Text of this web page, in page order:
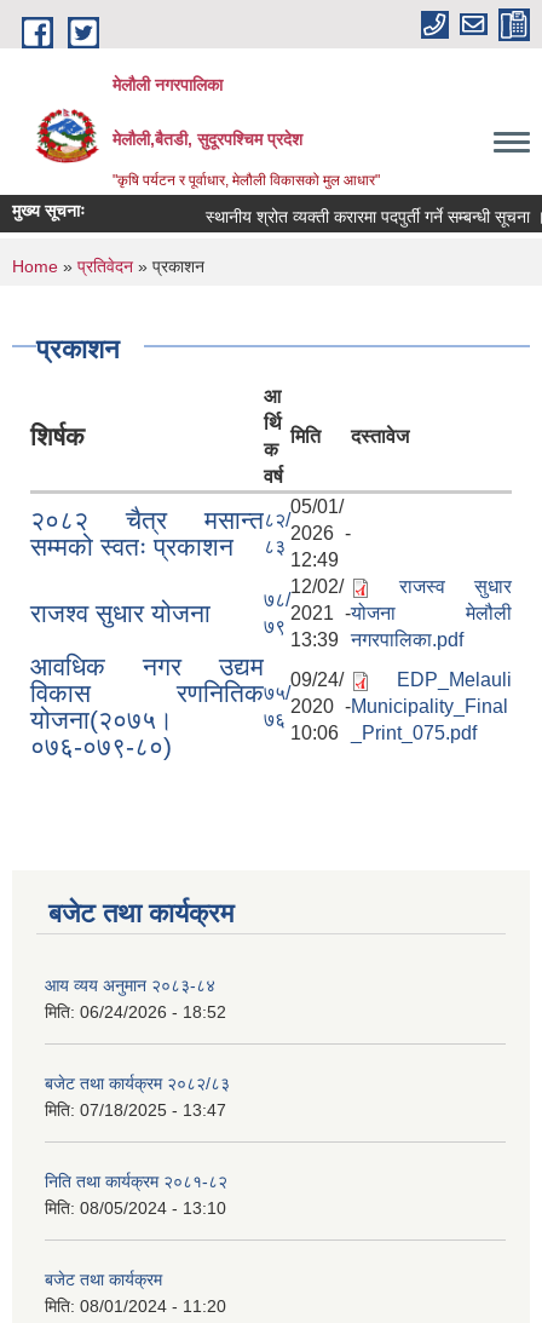
Skip to main content
मेलौली नगरपालिका
मेलौली,बैतडी, सुदूरपश्‍चिम प्रदेश
"कृषि पर्यटन र पूर्वाधार, मेलौली विकासको मुल आधार"
मुख्य सूचनाः स्थानीय श्रोत व्यक्ती करारमा पदपुर्ती गर्ने सम्बन्धी सूचना ।
You are here
Home » प्रतिवेदन » प्रकाशन
प्रकाशन
शिर्षक
आ
र्थि
क
वर्ष
मिति दस्तावेज
२०८२ चैत्र मसान्त
सम्मको स्वतः प्रकाशन
८२/
८३
05/01/
2026 -
12:49
राजश्व सुधार योजना
७८/
७९
12/02/
2021 -
13:39
राजस्व सुधार
योजना मेलौली
नगरपालिका.pdf
आवधिक नगर उद्यम
विकास रणनितिक
योजना(२०७५।
०७६-०७९-८०)
७५/
७६
09/24/
2020 -
10:06
EDP_Melauli
Municipality_Final
_Print_075.pdf
बजेट तथा कार्यक्रम
आय व्यय अनुमान २०८३-८४
मिति: 06/24/2026 - 18:52
बजेट तथा कार्यक्रम २०८२/८३
मिति: 07/18/2025 - 13:47
निति तथा कार्यक्रम २०८१-८२
मिति: 08/05/2024 - 13:10
बजेट तथा कार्यक्रम
मिति: 08/01/2024 - 11:20